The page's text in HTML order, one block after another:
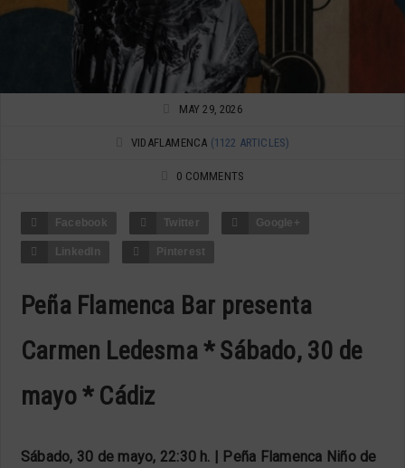
MAY 29, 2026
VIDAFLAMENCA (1122 ARTICLES)
0 COMMENTS
Facebook Twitter Google+
LinkedIn Pinterest
Peña Flamenca Bar presenta
Carmen Ledesma * Sábado, 30 de
mayo * Cádiz
Sábado, 30 de mayo, 22:30 h. | Peña Flamenca Niño de